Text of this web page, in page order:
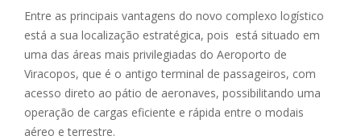
Entre as principais vantagens do novo complexo logístico
está a sua localização estratégica, pois está situado em
uma das áreas mais privilegiadas do Aeroporto de
Viracopos, que é o antigo terminal de passageiros, com
acesso direto ao pátio de aeronaves, possibilitando uma
operação de cargas eficiente e rápida entre o modais
aéreo e terrestre.